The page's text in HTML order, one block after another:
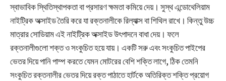
স্বাভাবিক স্থিতিস্থাপকতা বা প্রসারণ ক্ষমতা কমিয়ে দেয়। সুস্থ এন্ডোথেলিয়াম
নাইট্রিক অক্সাইড তৈরি করে যা রক্তনালীকে রিল্যাক্স বা শিথিল রাখে। কিন্তু উচ্চ
মাত্রার সোডিয়াম এই নাইট্রিক অক্সাইড উৎপাদনে বাধা দেয়। ফলে
রক্তনালীগুলো শক্ত ও সংকুচিত হয়ে যায়। একটি সরু এবং সংকুচিত পাইপের
ভেতর দিয়ে পানি পাম্প করতে যেমন মোটরের বেশি শক্তি লাগে, ঠিক তেমনি
সংকুচিত রক্তনালীর ভেতর দিয়ে রক্ত পাঠাতে হার্টকে অতিরিক্ত শক্তি প্রয়োগ